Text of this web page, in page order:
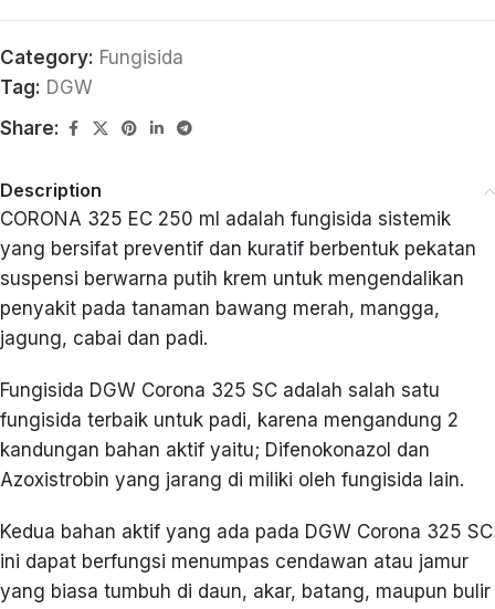
Category: Fungisida
Tag: DGW
Share:
Description
CORONA 325 EC 250 ml adalah fungisida sistemik
yang bersifat preventif dan kuratif berbentuk pekatan
suspensi berwarna putih krem untuk mengendalikan
penyakit pada tanaman bawang merah, mangga,
jagung, cabai dan padi.
Fungisida DGW Corona 325 SC adalah salah satu
fungisida terbaik untuk padi, karena mengandung 2
kandungan bahan aktif yaitu; Difenokonazol dan
Azoxistrobin yang jarang di miliki oleh fungisida lain.
Kedua bahan aktif yang ada pada DGW Corona 325 SC
ini dapat berfungsi menumpas cendawan atau jamur
yang biasa tumbuh di daun, akar, batang, maupun bulir